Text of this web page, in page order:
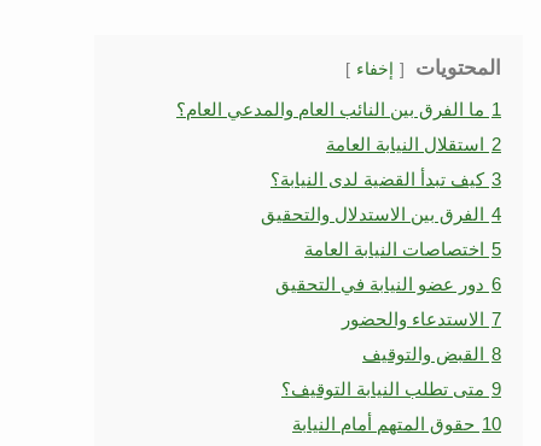
المحتويات إخفاء
1 ما الفرق بين النائب العام والمدعي العام؟
2 استقلال النيابة العامة
3 كيف تبدأ القضية لدى النيابة؟
4 الفرق بين الاستدلال والتحقيق
5 اختصاصات النيابة العامة
6 دور عضو النيابة في التحقيق
7 الاستدعاء والحضور
8 القبض والتوقيف
9 متى تطلب النيابة التوقيف؟
10 حقوق المتهم أمام النيابة